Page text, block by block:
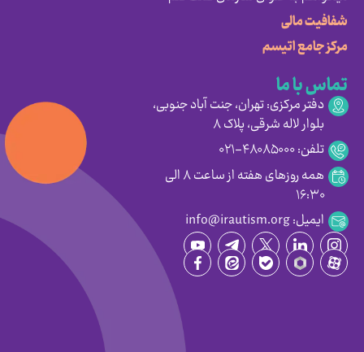
شفافیت مالی
مرکز جامع اتیسم
تماس با ما
دفتر مرکزی: تهران، جنت آباد جنوبی،
بلوار لاله شرقی، پلاک ۸
تلفن: ۴۸۰۸۵۰۰۰-۰۲۱
همه روزهای هفته از ساعت ۸ الی
۱۶:۳۰
ایمیل: info@irautism.org